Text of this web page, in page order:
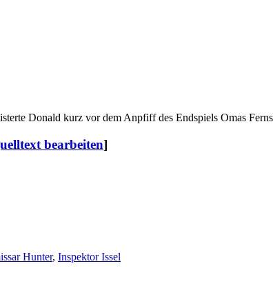
Donald kurz vor dem Anpfiff des Endspiels Omas
bearbeiten]
Hunter, Inspektor Issel